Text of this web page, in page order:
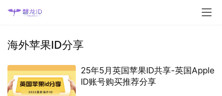
海外苹果ID分享
25年5月英国苹果ID共享-英国Apple
ID账号购买推荐分享